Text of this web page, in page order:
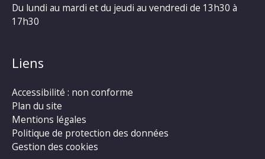
Du lundi au mardi et du jeudi au vendredi de 13h30 à
17h30
Liens
Accessibilité : non conforme
Plan du site
Mentions légales
Politique de protection des données
Gestion des cookies